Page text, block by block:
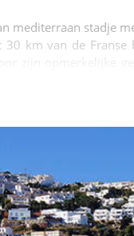
mediterraan stadje
30 km van de